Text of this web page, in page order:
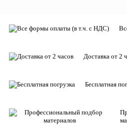
Доставка от 2
Бесплатная